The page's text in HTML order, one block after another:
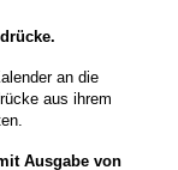
an die
aus ihrem
Ausgabe von